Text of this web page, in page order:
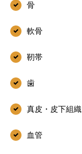
骨
軟骨
靭帯
歯
真皮・皮下組織
血管